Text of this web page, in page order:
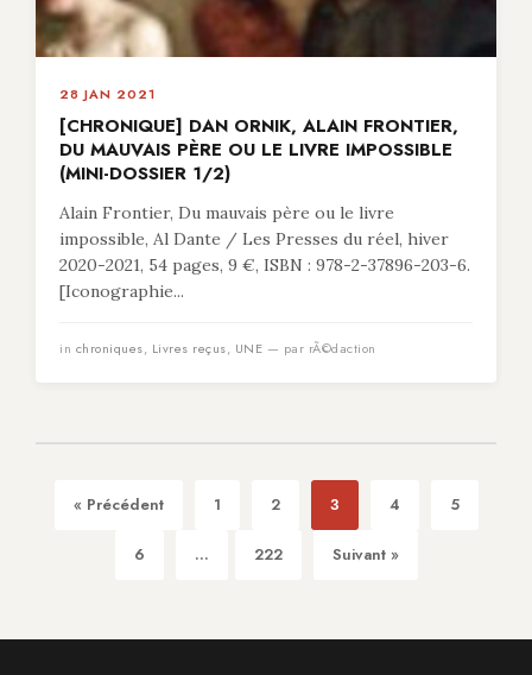
28 JAN 2021
[CHRONIQUE] DAN ORNIK, ALAIN FRONTIER,
DU MAUVAIS PÈRE OU LE LIVRE IMPOSSIBLE
(MINI-DOSSIER 1/2)
Alain Frontier, Du mauvais père ou le livre
impossible, Al Dante / Les Presses du réel, hiver
2020-2021, 54 pages, 9 €, ISBN : 978-2-37896-203-6.
[Iconographie...
in chroniques, Livres reçus, UNE — par rÃ©daction
« Précédent 1 2 3 4 5
6 ... 222 Suivant »